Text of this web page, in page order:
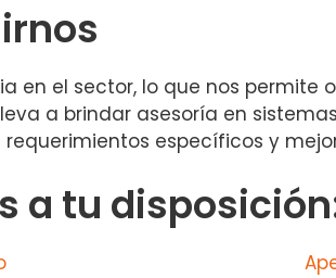
en el sector, lo que nos permite
a brindar asesoría en
específicos y
a tu